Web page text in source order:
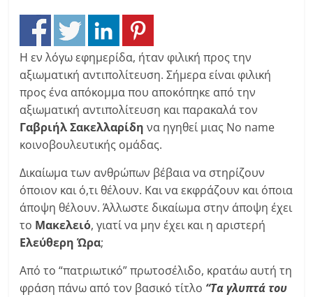
Η εν λόγω εφημερίδα, ήταν φιλική προς την
αξιωματική αντιπολίτευση. Σήμερα είναι φιλική
προς ένα απόκομμα που αποκόπηκε από την
αξιωματική αντιπολίτευση και παρακαλά τον
Γαβριήλ Σακελλαρίδη να ηγηθεί μιας No name
κοινοβουλευτικής ομάδας.
Δικαίωμα των ανθρώπων βέβαια να στηρίζουν
όποιον και ό,τι θέλουν. Και να εκφράζουν και όποια
άποψη θέλουν. Άλλωστε δικαίωμα στην άποψη έχει
το Μακελειό, γιατί να μην έχει και η αριστερή
Ελεύθερη Ώρα;
Από το “πατριωτικό” πρωτοσέλιδο, κρατάω αυτή τη
φράση πάνω από τον βασικό τίτλο “Τα γλυπτά του